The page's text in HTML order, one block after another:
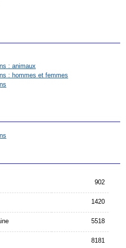
: animaux
: hommes et femmes
902
1420
5518
8181